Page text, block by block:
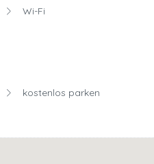
Wi-Fi
kostenlos parken